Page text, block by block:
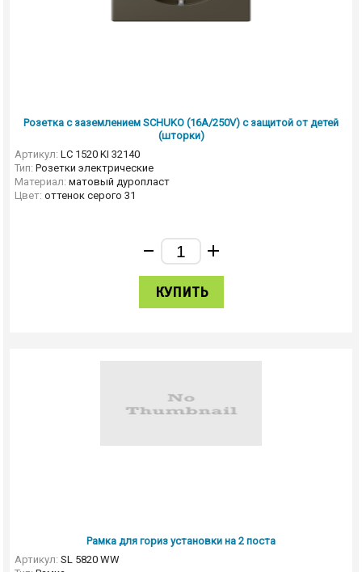
Розетка с заземлением SCHUKO (16A/250V) с защитой от детей
(шторки)
Артикул: LC 1520 KI 32140
Тип: Розетки электрические
Материал: матовый дуропласт
Цвет: оттенок серого 31
КУПИТЬ
Рамка для гориз установки на 2 поста
Артикул: SL 5820 WW